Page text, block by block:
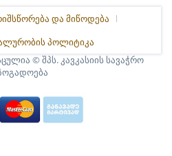
და მიწოდება
პოლიტიკა
© შპს. კავკასიის სავაჭრო